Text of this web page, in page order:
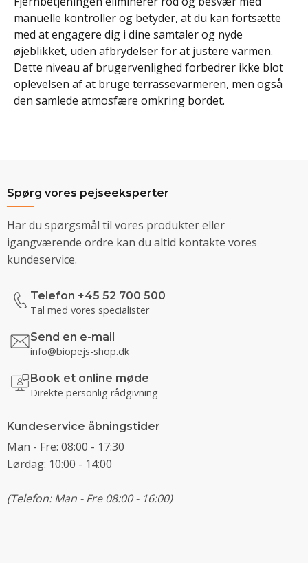
manuelle kontroller og betyder, at du kan fortsætte
med at engagere dig i dine samtaler og nyde
øjeblikket, uden afbrydelser for at justere varmen.
Dette niveau af brugervenlighed forbedrer ikke blot
oplevelsen af at bruge terrassevarmeren, men også
den samlede atmosfære omkring bordet.
Spørg vores pejseeksperter
Har du spørgsmål til vores produkter eller
igangværende ordre kan du altid kontakte vores
kundeservice.
Telefon +45 52 700 500
Tal med vores specialister
Send en e-mail
info@biopejs-shop.dk
Book et online møde
Direkte personlig rådgivning
Kundeservice åbningstider
Man - Fre: 08:00 - 17:30
Lørdag: 10:00 - 14:00
(Telefon: Man - Fre 08:00 - 16:00)